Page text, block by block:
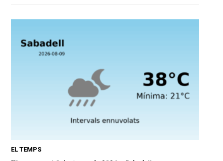
EL TEMPS